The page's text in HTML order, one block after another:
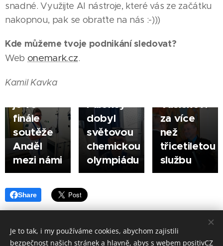
snadné. Využijte AI nástroje, které vás ze začátku
nakopnou, pak se obraťte na nás :-)))
Kde můžeme tvoje podnikání sledovat?
Web onemark.cz.
Kamil Kavka
VYŠKOV
|Sestřička
Jarmila
je ve
finále
soutěže
Anděl
mezi námi
05.08.2026
|Zlatý
Paloncý
dobyl
světovou
chemickou
olympiádu
HODONÍN
řediteli
Vašíčkovi
za více
než
třicetiletou
službu
Share
Je to tak, i my používáme cookies, abychom zajistili
bezpečnost našich stránek a hlavně, abys s webem positivCZ